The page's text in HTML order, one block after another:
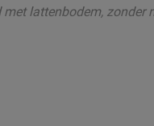
lattenbodem, zonder